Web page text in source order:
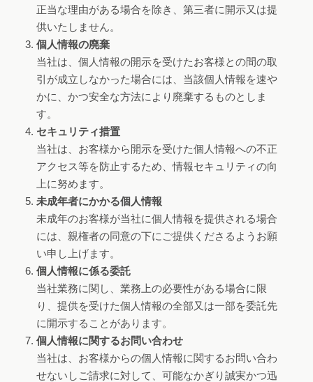
正当な理由がある場合を除き、第三者に開示又は提
供いたしません。
個人情報の廃棄
当社は、個人情報の開示を受けたお客様との間の取
引が成立しなかった場合には、当該個人情報を速や
かに、かつ安全な方法により廃棄するものとしま
す。
セキュリティ措置
当社は、お客様から開示を受けた個人情報への不正
アクセス等を防止するため、情報セキュリティの向
上に努めます。
未成年者にかかる個人情報
未成年のお客様が当社に個人情報を提供される場合
には、親権者の同意の下にご提供くださるようお願
い申し上げます。
個人情報に係る委託
当社業務に関し、業務上の必要性がある場合に限
り、提供を受けた個人情報の全部又は一部を委託先
に開示することがあります。
個人情報に関するお問い合わせ
当社は、お客様からの個人情報に関するお問い合わ
せないしご請求に対して、可能なかぎり誠実かつ迅